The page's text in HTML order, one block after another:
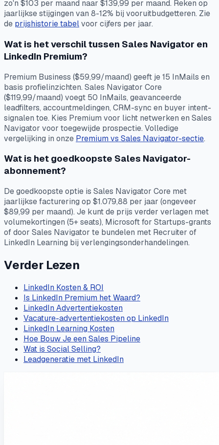
zo'n $103 per maand naar $139,99 per maand. Reken op
jaarlijkse stijgingen van 8-12% bij vooruitbudgetteren. Zie
de prijshistorie tabelvoor cijfers per jaar.
Wat is het verschil tussen Sales Navigator en
LinkedIn Premium?
Premium Business ($59,99/maand) geeft je 15 InMails en
basis profielinzichten. Sales Navigator Core
($119,99/maand) voegt 50 InMails, geavanceerde
leadfilters, accountmeldingen, CRM-sync en buyer intent-
signalen toe. Kies Premium voor licht netwerken en Sales
Navigator voor toegewijde prospectie. Volledige
vergelijking in onze Premium vs Sales Navigator-sectie.
Wat is het goedkoopste Sales Navigator-
abonnement?
De goedkoopste optie is Sales Navigator Core met
jaarlijkse facturering op $1.079,88 per jaar (ongeveer
$89,99 per maand). Je kunt de prijs verder verlagen met
volumekortingen (5+ seats), Microsoft for Startups-grants
of door Sales Navigator te bundelen met Recruiter of
LinkedIn Learning bij verlengingsonderhandelingen.
Verder Lezen
LinkedIn Kosten & ROI
Is LinkedIn Premium het Waard?
LinkedIn Advertentiekosten
Vacature-advertentiekosten op LinkedIn
LinkedIn Learning Kosten
Hoe Bouw Je een Sales Pipeline
Wat is Social Selling?
Leadgeneratie met LinkedIn